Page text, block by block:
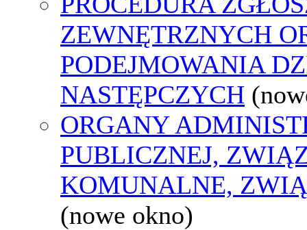
ZEWNĘTRZNYCH
PODEJMOWANIA
NASTĘPCZYCH
ORGANY
PUBLICZNEJ,
KOMUNALNE,
(nowe okno)